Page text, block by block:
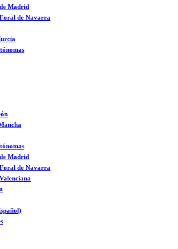
Madrid
de Navarra
Madrid
de Navarra